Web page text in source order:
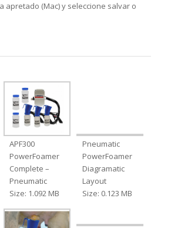
apretado (Mac) y seleccione salvar o
APF300
PowerFoamer
Complete –
Pneumatic
Size: 1.092 MB
Pneumatic
PowerFoamer
Diagramatic
Layout
Size: 0.123 MB